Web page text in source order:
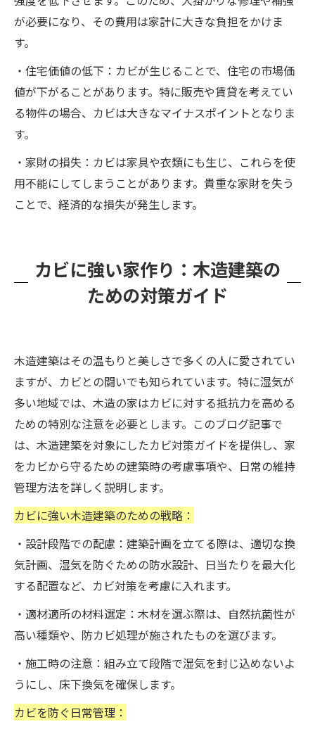
が必要になり、その費用は家計に大きな負担をかけま
す。
・住宅価値の低下：カビが生じることで、住宅の市場価
値が下がることがあります。特に販売や賃貸を考えてい
る物件の場合、カビは大きなマイナスポイントとなりま
す。
・家財の損失：カビは家具や衣類にも生じ、これらを使
用不能にしてしまうことがあります。貴重な家財を失う
ことで、経済的な損失が発生します。
カビに強い家作り：木造建築の
ための対策ガイド
木造建築はその温もりと美しさで多くの人に愛されてい
ますが、カビとの闘いでも知られています。特に湿気が
多い地域では、木造の家はカビに対する抵抗力を高める
ための特別な注意を必要とします。このブログ記事で
は、木造建築を対象にしたカビ対策ガイドを提供し、家
をカビから守るための建築時の考慮事項や、日常の維持
管理方法を詳しく説明します。
カビに強い木造建築のための戦略：
・設計段階での配慮：建築計画を立てる際は、適切な換
気計画、湿気を防ぐための防水設計、日当たりを最大化
する配置など、カビ対策を考慮に入れます。
・適材適所の材料選定：木材を選ぶ際は、自然抗菌性が
高い種類や、防カビ処理が施されたものを選びます。
・施工時の注意：組み立て段階で湿気を封じ込めないよ
うにし、床下換気を確保します。
カビを防ぐ日常管理：